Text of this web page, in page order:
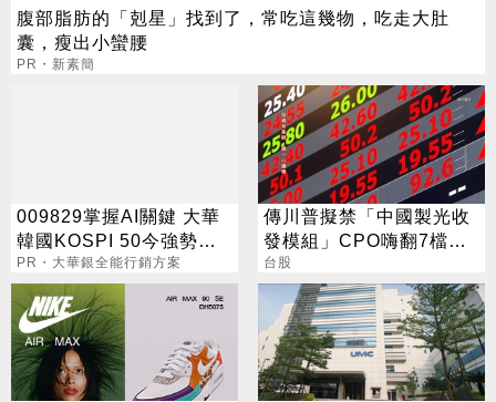
腹部脂肪的「剋星」找到了，常吃這幾物，吃走大肚
囊，瘦出小蠻腰
PR・新素簡
009829掌握AI關鍵 大華
韓國KOSPI 50今強勢開
募
PR・大華銀全能行銷方案
傳川普擬禁「中國製光收
發模組」CPO嗨翻7檔攻
漲停
台股